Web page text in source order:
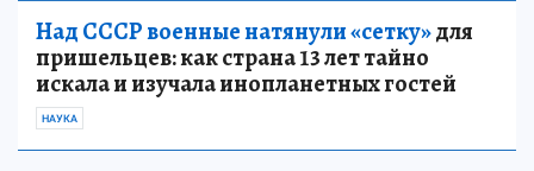
Над СССР военные натянули «сетку»для
пришельцев: как страна 13 лет тайно
искала и изучала инопланетных гостей
НАУКА